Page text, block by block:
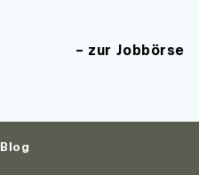
zur Jobbörse
Blog